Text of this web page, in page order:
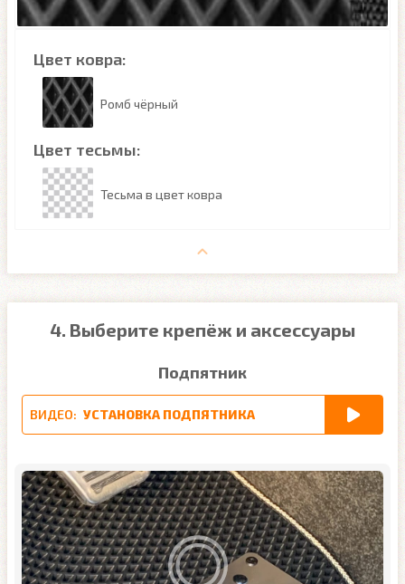
Цвет ковра:
Ромб чёрный
Цвет тесьмы:
Тесьма в цвет ковра
4. Выберите крепёж и аксессуары
Подпятник
ВИДЕО: УСТАНОВКА ПОДПЯТНИКА